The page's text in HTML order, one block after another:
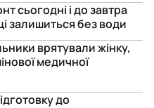
сьогодні і до завтра
залишиться без води
врятували жінку,
медичної
до